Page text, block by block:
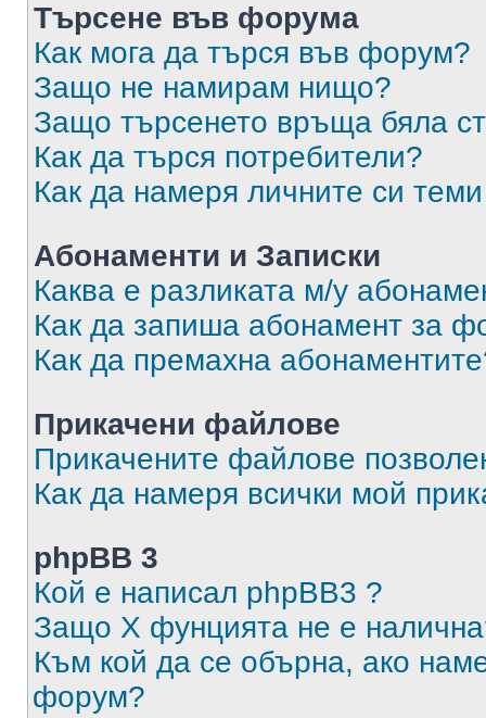
Търсене във форума
Как мога да търся във форум?
Защо не намирам нищо?
Защо търсенето връща бяла
Как да търся потребители?
Как да намеря личните си
Абонаменти и Записки
Каква е разликата м/у
Как да запиша абонамент за
Как да премахна
Прикачени файлове
Прикачените файлове
Как да намеря всички мой
phpBB 3
Кой е написал phpBB3 ?
Защо X фунцията не е
Към кой да се обърна, ако
форум?